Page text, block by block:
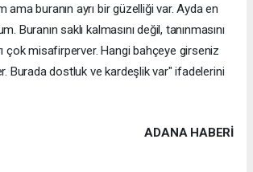
ama buranın ayrı bir güzelliği var. Ayda en
Buranın saklı kalmasını değil, tanınmasını
çok misafirperver. Hangi bahçeye girseniz
Burada dostluk ve kardeşlik var" ifadelerini
ADANA HABERİ